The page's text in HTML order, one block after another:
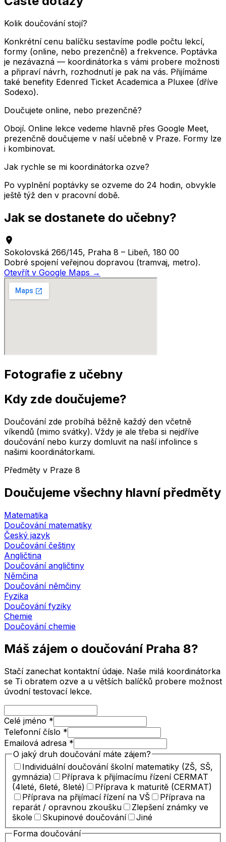
Kolik doučování stojí?
Konkrétní cenu balíčku sestavíme podle počtu lekcí,
formy (online, nebo prezenčně) a frekvence. Poptávka
je nezávazná — koordinátorka s vámi probere možnosti
a připraví návrh, rozhodnutí je pak na vás. Přijímáme
také benefity Edenred Ticket Academica a Pluxee (dříve
Sodexo).
Doučujete online, nebo prezenčně?
Obojí. Online lekce vedeme hlavně přes Google Meet,
prezenčně doučujeme v naší učebně v Praze. Formy lze
i kombinovat.
Jak rychle se mi koordinátorka ozve?
Po vyplnění poptávky se ozveme do 24 hodin, obvykle
ještě týž den v pracovní době.
Jak se dostanete do učebny?
Sokolovská 266/145, Praha 8 – Libeň, 180 00
Dobré spojení veřejnou dopravou (tramvaj, metro).
Otevřít v Google Maps →
Fotografie z učebny
Kdy zde doučujeme?
Doučování zde probíhá běžně každý den včetně
víkendů (mimo svátky). Vždy je ale třeba si nejdříve
doučování nebo kurzy domluvit na naší infolince s
našimi koordinátorkami.
Předměty v Praze 8
Doučujeme všechny hlavní předměty
Matematika
Doučování matematiky
Český jazyk
Doučování češtiny
Angličtina
Doučování angličtiny
Němčina
Doučování němčiny
Fyzika
Doučování fyziky
Chemie
Doučování chemie
Máš zájem o doučování Praha 8?
Stačí zanechat kontaktní údaje. Naše milá koordinátorka
se Ti obratem ozve a u větších balíčků probere možnost
úvodní testovací lekce.
Celé jméno *
Telefonní číslo *
Emailová adresa *
O jaký druh doučování máte zájem?
Individuální doučování školní matematiky (ZŠ, SŠ,
gymnázia)
Příprava k přijímacímu řízení CERMAT
(4leté, 6leté, 8leté)
Příprava k maturitě (CERMAT)
Příprava na přijímací řízení na VŠ
Příprava na
reparát / opravnou zkoušku
Zlepšení známky ve
škole
Skupinové doučování
Jiné
Forma doučování